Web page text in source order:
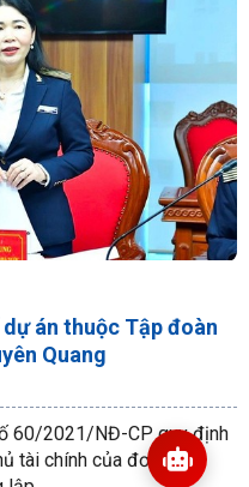
án thuộc Tập đoàn
Quang
60/2021/NĐ-CP quy định
tài chính của đơn vị sự